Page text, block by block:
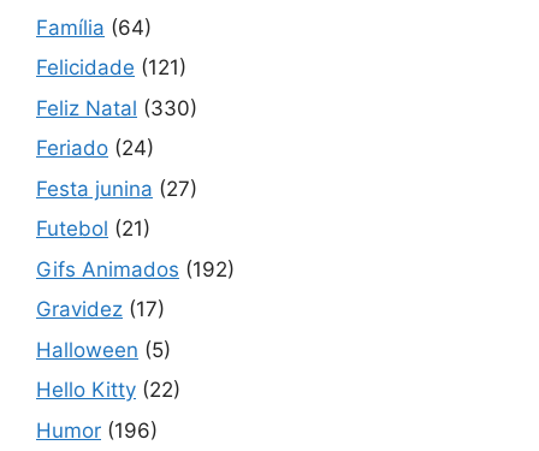
Família (64)
Felicidade (121)
Feliz Natal (330)
Feriado (24)
Festa junina (27)
Futebol (21)
Gifs Animados (192)
Gravidez (17)
Halloween (5)
Hello Kitty (22)
Humor (196)